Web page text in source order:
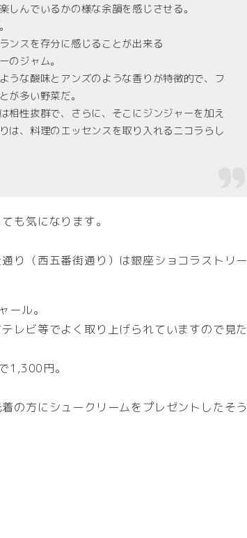
んでいるかの様な余韻を感じさせる。
ンスを存分に感じることが出来る
のジャム。
うな酸味とアンズのような香りが特徴的で、フ
が多い野菜だ。
相性抜群で、さらに、そこにジンジャーを加え
は、料理のエッセンスを取り入れるニコラらし
も気になります。
り（西五番街通り）は銀座ショコラストリー
ール。
レビ等でよく取り上げられていますので見た
1,300円。
の方にシュークリームをプレゼントしたそう